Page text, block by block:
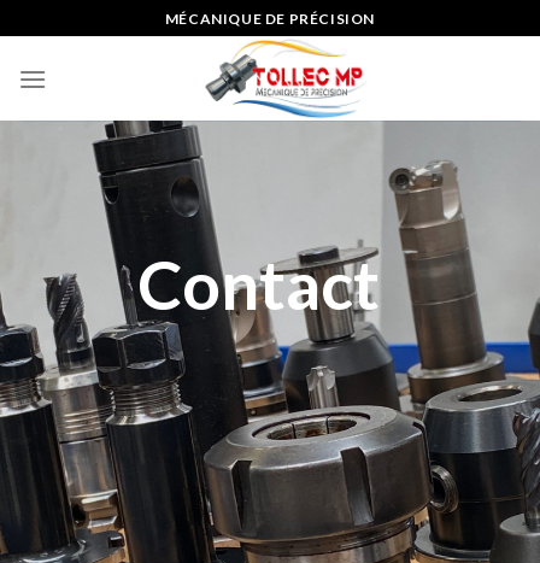
to
content
MÉCANIQUE DE PRÉCISION
Contact